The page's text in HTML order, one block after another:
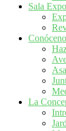
Sala
La